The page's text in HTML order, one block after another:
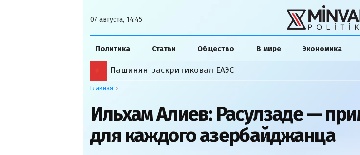
07 августа, 14:45
Политика Статьи Общество В мире Экономика
Пашинян раскритиковал ЕАЭС
Главная
Ильхам Алиев: Расулзаде —
для каждого азербайджанца